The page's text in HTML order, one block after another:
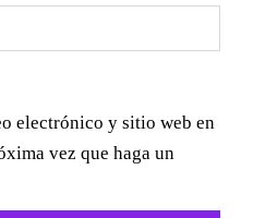
electrónico y sitio web en
vez que haga un